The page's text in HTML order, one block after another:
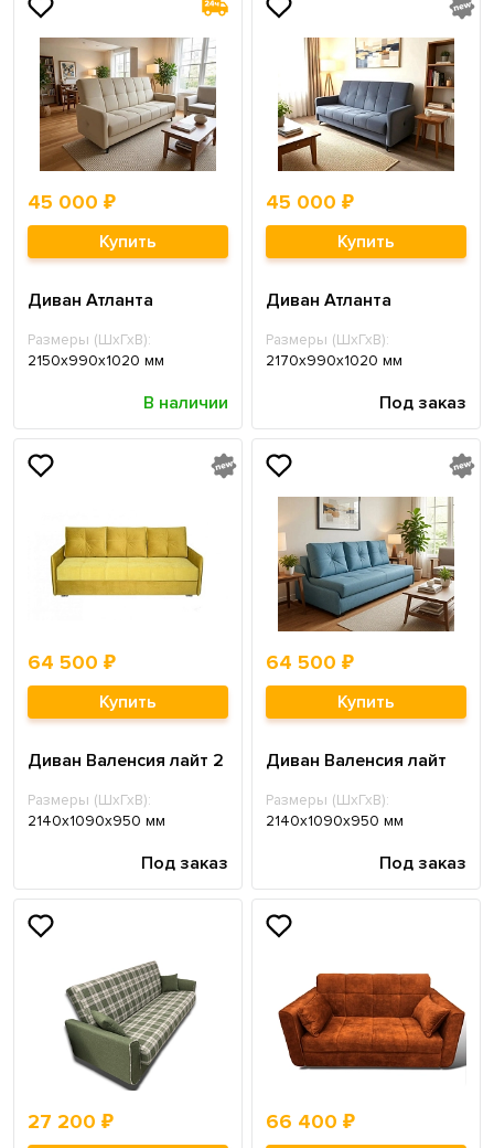
45 000 ₽
Купить
Диван Атланта
Размеры (ШхГхВ):
2150х990х1020 мм
В наличии
45 000 ₽
Купить
Диван Атланта
Размеры (ШхГхВ):
2170х990х1020 мм
Под заказ
64 500 ₽
Купить
Диван Валенсия лайт 2
Размеры (ШхГхВ):
2140х1090х950 мм
Под заказ
64 500 ₽
Купить
Диван Валенсия лайт
Размеры (ШхГхВ):
2140х1090х950 мм
Под заказ
27 200 ₽ 66 400 ₽